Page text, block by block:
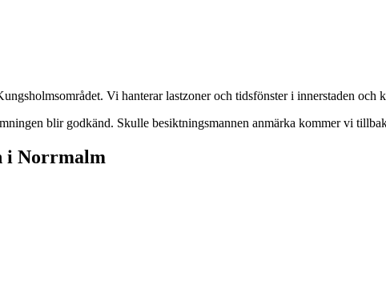
Vi hanterar lastzoner och tidsfönster i innerstaden och
blir godkänd. Skulle besiktningsmannen anmärka kommer vi
i Norrmalm